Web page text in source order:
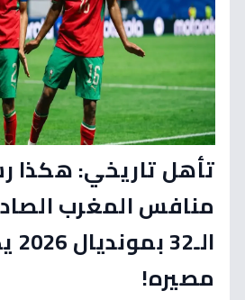
تأهل تاريخي: هكذا
منافس المغرب
مصيره!